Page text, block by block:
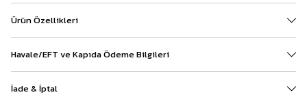
Ürün Özellikleri
Havale/EFT ve Kapıda Ödeme Bilgileri
İade & İptal